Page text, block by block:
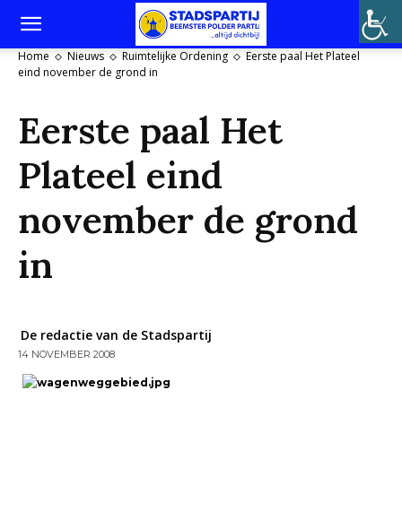
Home Nieuws Ruimtelijke Ordening
Eerste paal Het Plateel
eind november de grond in
Eerste paal Het
Plateel eind
november de grond
in
De redactie van de Stadspartij
14 NOVEMBER 2008